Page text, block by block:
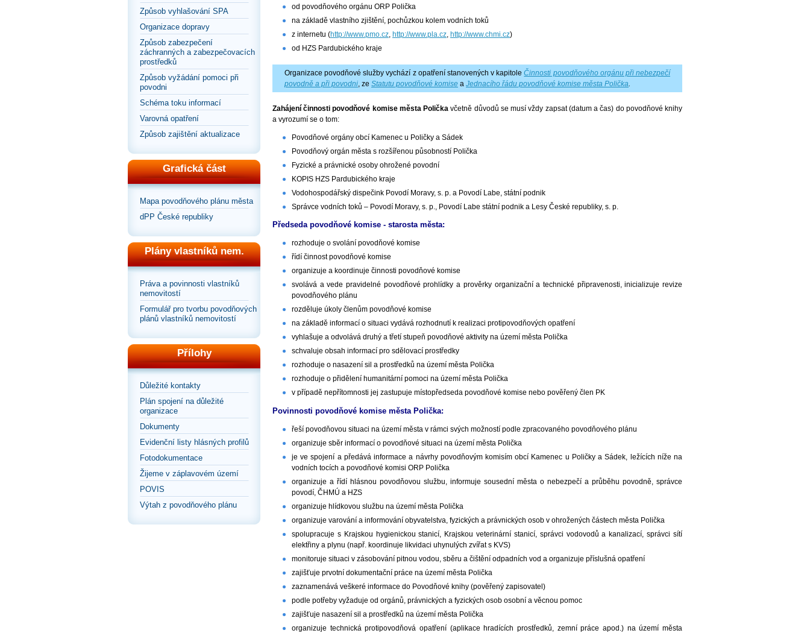
Způsob vyhlašování SPA
Organizace dopravy
Způsob zabezpečení
záchranných a zabezpečovacích
prostředků
Způsob vyžádání pomoci při
povodni
Schéma toku informací
Varovná opatření
Způsob zajištění aktualizace
Grafická část
Mapa povodňového plánu města
dPP České republiky
Plány vlastníků nem.
Práva a povinnosti vlastníků
nemovitostí
Formulář pro tvorbu povodňových
plánů vlastníků nemovitostí
Přílohy
Důležité kontakty
Plán spojení na důležité
organizace
Dokumenty
Evidenční listy hlásných profilů
Fotodokumentace
Žijeme v záplavovém území
POVIS
Výtah z povodňového plánu
od povodňového orgánu ORP Polička
na základě vlastního zjištění, pochůzkou kolem vodních toků
z internetu (http://www.pmo.cz http://www.pla.cz http://www.chmi.cz)
od HZS Pardubického kraje
Organizace povodňové služby vychází z opatření stanovených v kapitoleČinnosti povodňového orgánu při nebezpečí
povodně a při povodni , ze Statutu povodňové komise a Jednacího řádu povodňové komise města Polička
Zahájení činnosti povodňové komise města Poličkavčetně důvodů se musí vždy zapsat (datum a čas) do povodňové knihy
a vyrozumí se o tom:
Povodňové orgány obcí Kamenec u Poličky a Sádek
Povodňový orgán města s rozšířenou působností Polička
Fyzické a právnické osoby ohrožené povodní
KOPIS HZS Pardubického kraje
Vodohospodářský dispečink Povodí Moravy, s. p. a Povodí Labe, státní podnik
Správce vodních toků – Povodí Moravy, s. p., Povodí Labe státní podnik a Lesy České republiky, s. p.
Předseda povodňové komise - starosta města:
rozhoduje o svolání povodňové komise
řídí činnost povodňové komise
organizuje a koordinuje činnosti povodňové komise
svolává a vede pravidelné povodňové prohlídky a prověrky organizační a technické připravenosti, inicializuje revize
povodňového plánu
rozděluje úkoly členům povodňové komise
na základě informací o situaci vydává rozhodnutí k realizaci protipovodňových opatření
vyhlašuje a odvolává druhý a třetí stupeň povodňové aktivity na území města Polička
schvaluje obsah informací pro sdělovací prostředky
rozhoduje o nasazení sil a prostředků na území města Polička
rozhoduje o přidělení humanitární pomoci na území města Polička
v případě nepřítomnosti jej zastupuje místopředseda povodňové komise nebo pověřený člen PK
Povinnosti povodňové komise města Polička:
řeší povodňovou situaci na území města v rámci svých možností podle zpracovaného povodňového plánu
organizuje sběr informací o povodňové situaci na území města Polička
je ve spojení a předává informace a návrhy povodňovým komisím obcí Kamenec u Poličky a Sádek, ležících níže na
vodních tocích a povodňové komisi ORP Polička
organizuje a řídí hlásnou povodňovou službu, informuje sousední města o nebezpečí a průběhu povodně, správce
povodí, ČHMÚ a HZS
organizuje hlídkovou službu na území města Polička
organizuje varování a informování obyvatelstva, fyzických a právnických osob v ohrožených částech města Polička
spolupracuje s Krajskou hygienickou stanicí, Krajskou veterinární stanicí, správci vodovodů a kanalizací, správci sítí
elektřiny a plynu (např. koordinuje likvidaci uhynulých zvířat s KVS)
monitoruje situaci v zásobování pitnou vodou, sběru a čištění odpadních vod a organizuje příslušná opatření
zajišťuje prvotní dokumentační práce na území města Polička
zaznamenává veškeré informace do Povodňové knihy (pověřený zapisovatel)
podle potřeby vyžaduje od orgánů, právnických a fyzických osob osobní a věcnou pomoc
zajišťuje nasazení sil a prostředků na území města Polička
organizuje technická protipovodňová opatření (aplikace hradících prostředků, zemní práce apod.) na území města